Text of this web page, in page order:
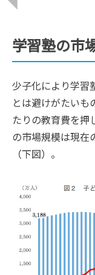
学習塾の市
少子化により学習
とは避けがたいも
たりの教育費を押
の市場規模は現在
（下図）。